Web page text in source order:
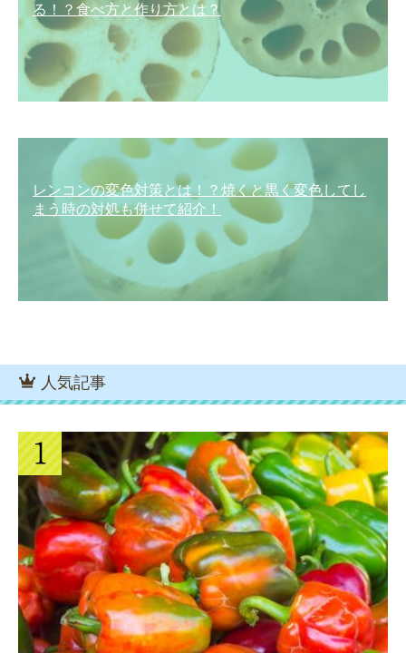
る！？食べ方と作り方とは？
レンコンの変色対策とは！？焼くと黒く変色してし
まう時の対処も併せて紹介！
人気記事